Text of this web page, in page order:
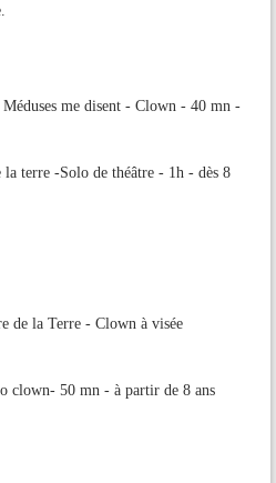
me disent - Clown - 40 mn -
la terre -Solo de théâtre - 1h - dès 8
de la Terre - Clown à visée
clown- 50 mn - à partir de 8 ans